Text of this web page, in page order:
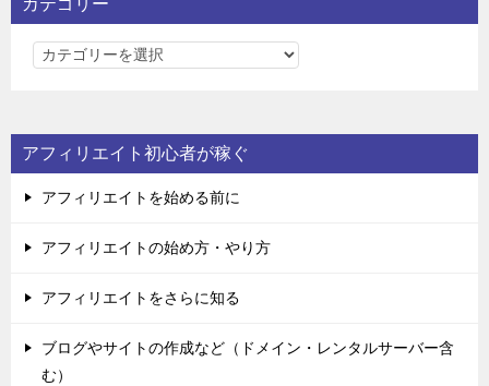
カ
リ
ー
アフィリエイト初心者が稼ぐ
アフィリエイトを始める前に
アフィリエイトの始め方・やり方
アフィリエイトをさらに知る
ブログやサイトの作成など（ドメイン・レンタルサーバー含
む）